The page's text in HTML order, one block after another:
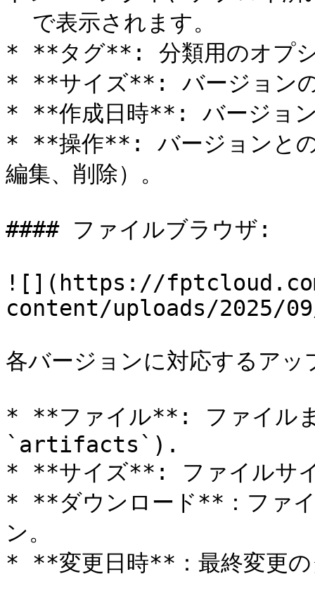
* **タグ**: 分類用のオプシ
* **サイズ**: バージョンの
* **作成日時**: バージョン
* **操作**: バージョンとの
編集、削除）。
#### ファイルブラウザ:
![](https://
content/uploads/2025/
各バージョンに対応するア
* **ファイル**: ファイル
`artifacts`).
* **サイズ**: ファイルサ
* **ダウンロード**：ファイ
ン。
* **変更日時**：最終変更の